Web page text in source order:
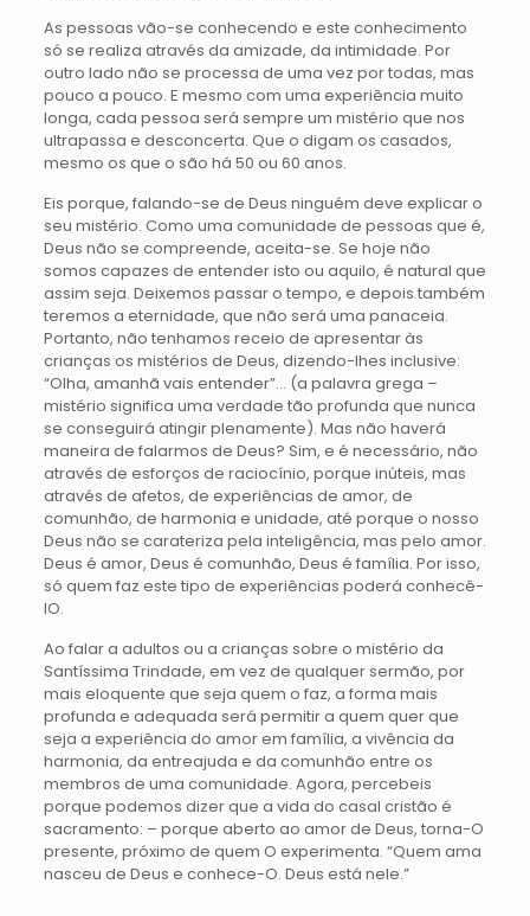
As pessoas vão-se conhecendo e este conhecimento
só se realiza através da amizade, da intimidade. Por
outro lado não se processa de uma vez por todas, mas
pouco a pouco. E mesmo com uma experiência muito
longa, cada pessoa será sempre um mistério que nos
ultrapassa e desconcerta. Que o digam os casados,
mesmo os que o são há 50 ou 60 anos.
Eis porque, falando-se de Deus ninguém deve explicar o
seu mistério. Como uma comunidade de pessoas que é,
Deus não se compreende, aceita-se. Se hoje não
somos capazes de entender isto ou aquilo, é natural que
assim seja. Deixemos passar o tempo, e depois também
teremos a eternidade, que não será uma panaceia.
Portanto, não tenhamos receio de apresentar às
crianças os mistérios de Deus, dizendo-lhes inclusive:
“Olha, amanhã vais entender”… (a palavra grega –
mistério significa uma verdade tão profunda que nunca
se conseguirá atingir plenamente). Mas não haverá
maneira de falarmos de Deus? Sim, e é necessário, não
através de esforços de raciocínio, porque inúteis, mas
através de afetos, de experiências de amor, de
comunhão, de harmonia e unidade, até porque o nosso
Deus não se carateriza pela inteligência, mas pelo amor.
Deus é amor, Deus é comunhão, Deus é família. Por isso,
só quem faz este tipo de experiências poderá conhecê-
lO.
Ao falar a adultos ou a crianças sobre o mistério da
Santíssima Trindade, em vez de qualquer sermão, por
mais eloquente que seja quem o faz, a forma mais
profunda e adequada será permitir a quem quer que
seja a experiência do amor em família, a vivência da
harmonia, da entreajuda e da comunhão entre os
membros de uma comunidade. Agora, percebeis
porque podemos dizer que a vida do casal cristão é
sacramento: – porque aberto ao amor de Deus, torna-O
presente, próximo de quem O experimenta. “Quem ama
nasceu de Deus e conhece-O. Deus está nele.”